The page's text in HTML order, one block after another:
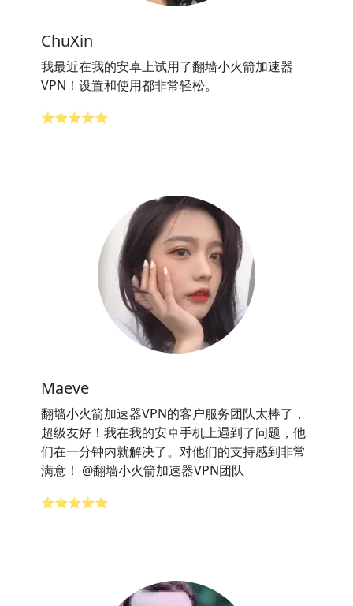
ChuXin
我最近在我的安卓上试用了翻墙小火箭加速器
VPN！设置和使用都非常轻松。
⭐⭐⭐⭐⭐
Maeve
翻墙小火箭加速器VPN的客户服务团队太棒了，
超级友好！我在我的安卓手机上遇到了问题，他
们在一分钟内就解决了。对他们的支持感到非常
满意！ @翻墙小火箭加速器VPN团队
⭐⭐⭐⭐⭐